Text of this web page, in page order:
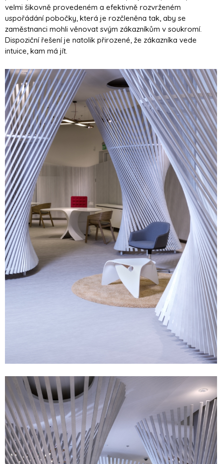
velmi šikovně provedeném a efektivně rozvrženém
uspořádání pobočky, která je rozčleněna tak, aby se
zaměstnanci mohli věnovat svým zákazníkům v soukromí.
Dispoziční řešení je natolik přirozené, že zákazníka vede
intuice, kam má jít.